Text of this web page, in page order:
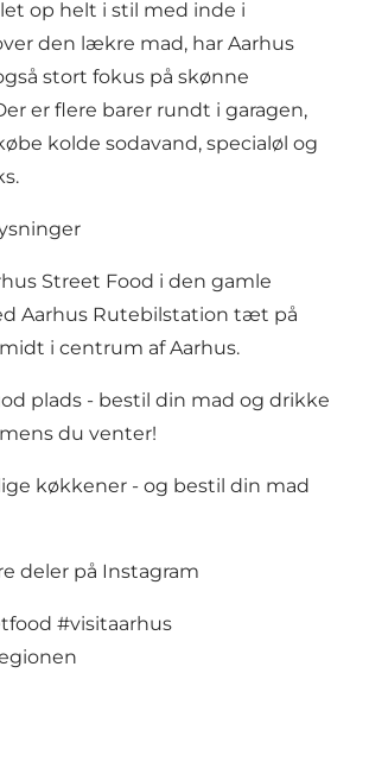
op helt i stil med inde i
den lækre mad, har Aarhus
stort fokus på skønne
er flere barer rundt i garagen,
kolde sodavand, specialøl og
Street Food i den gamle
Aarhus Rutebilstation tæt på
i centrum af Aarhus.
plads - bestil din mad og drikke
du venter!
køkkener - og bestil din mad
deler på Instagram
#visitaarhus